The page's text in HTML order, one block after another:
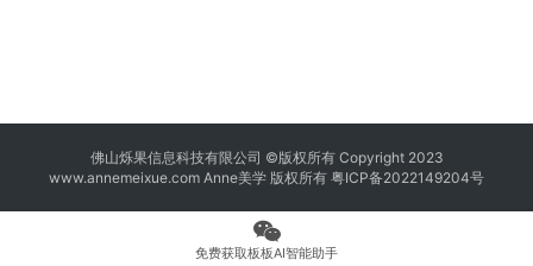
佛山烁果信息科技有限公司 ©版权所有 Copyright 2023
www.annemeixue.com Anne美学 版权所有 粤ICP备2022149204号
免费获取板板AI智能助手